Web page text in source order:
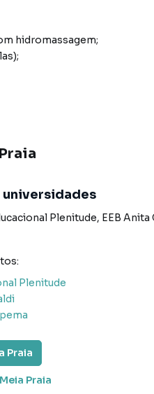
hidromassagem;
biométrico;
íntimas;
universidades
Plenitude, EEB Anita
:
Plenitude
Praia
Praia